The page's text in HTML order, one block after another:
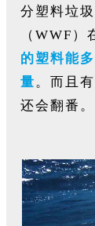
分塑料垃
（WWF）
的塑料能
量。而且
还会翻番。